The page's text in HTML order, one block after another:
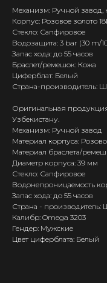
Механизм: Ручной завод,
Корпус: Розовое золото
Стекло: Сапфировое
Водозащита: 3 bar (30 m/
Запас хода: до 55 часов
Браслет/ремешок: Кожа
Циферблат: Белый
Страна-производитель:
Оригинальная
Узбекистану.
Механизм: Ручной завод
Материал корпуса:
Материал браслета/
Диаметр корпуса: 39 мм
Стекло: Сапфировое
Водонепроницаемость
Запас хода: до 55 часов
Страна - производитель:
Калибр: Omega 3203
Гендер: Мужские
Цвет циферблата: Белый